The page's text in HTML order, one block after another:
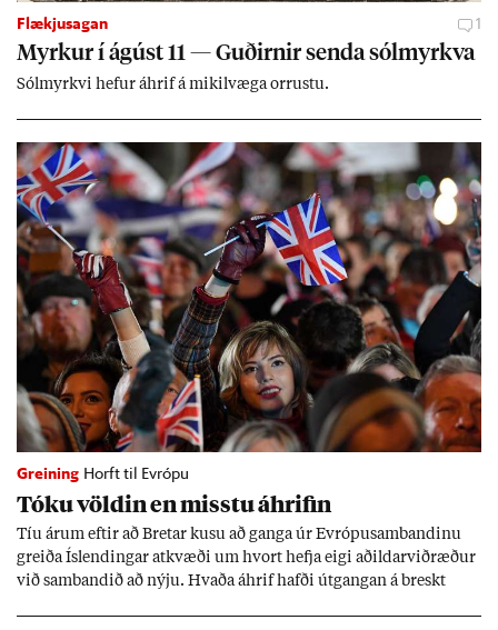
Flækjusagan 1
Myrk­ur í ág­úst 11 — Guð­irn­ir senda sól­myrkva
Sól­myrkvi hef­ur áhrif á mik­il­væga orr­ustu.
Greining Horft til Evrópu
Tóku völd­in en misstu áhrif­in
Tíu ár­um eft­ir að Bret­ar kusu að ganga úr Evr­ópu­sam­band­inu
greiða Ís­lend­ing­ar at­kvæði um hvort hefja eigi að­ild­ar­við­ræð­ur
við sam­band­ið að nýju. Hvaða áhrif hafði út­gang­an á breskt